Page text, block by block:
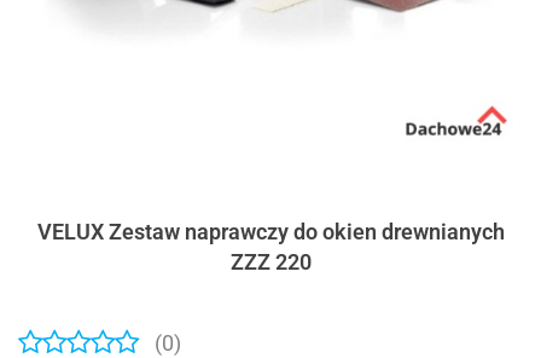
VELUX Zestaw naprawczy do okien drewnianych
ZZZ 220
(0)